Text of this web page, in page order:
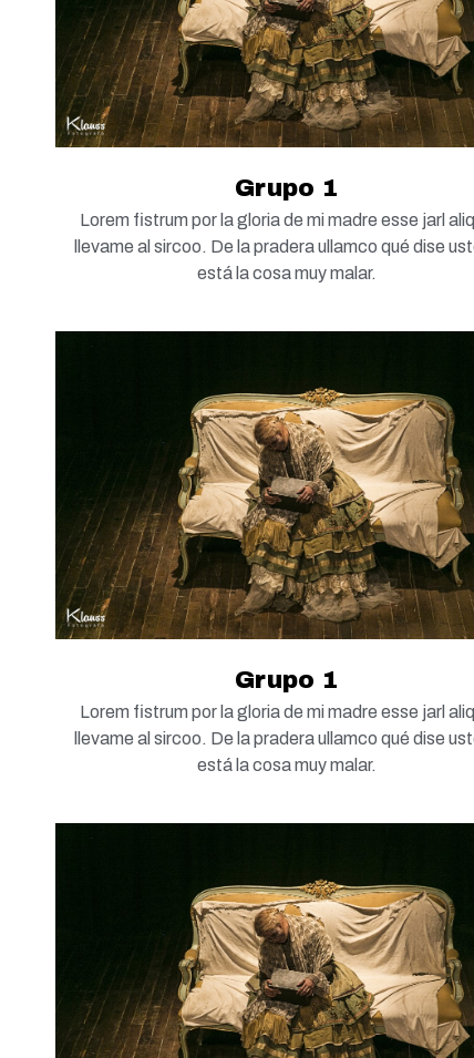
Grupo 1
Lorem fistrum por la gloria de mi madre esse jarl
llevame al sircoo. De la pradera ullamco qué dise
está la cosa muy malar.
Grupo 1
Lorem fistrum por la gloria de mi madre esse jarl
llevame al sircoo. De la pradera ullamco qué dise
está la cosa muy malar.